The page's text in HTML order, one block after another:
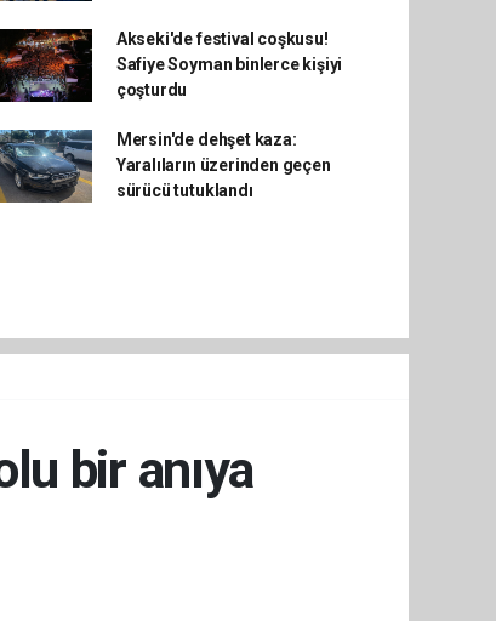
Akseki'de festival coşkusu!
Safiye Soyman binlerce kişiyi
çoşturdu
Mersin'de dehşet kaza:
Yaralıların üzerinden geçen
sürücü tutuklandı
bir anıya